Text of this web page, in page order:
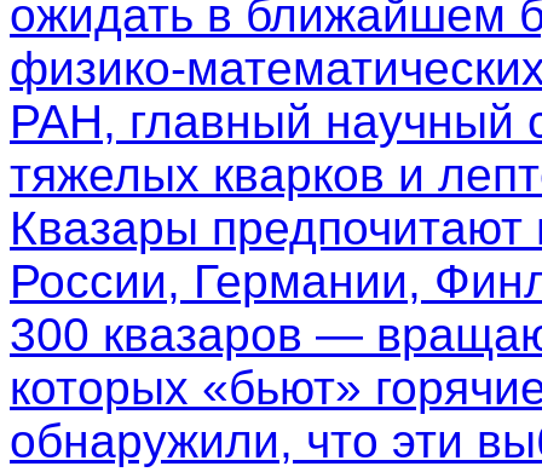
ожидать в ближайшем
физико-
РАН, главный научный
тяжелых кварков и
Квазары
России, Германии,
300 квазаров —
которых «бьют»
обнаружили, что эти